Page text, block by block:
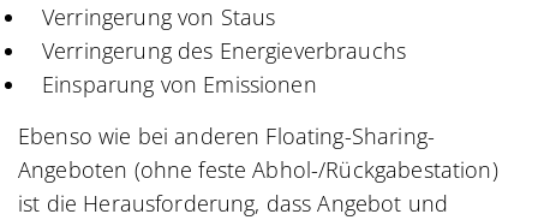
Verringerung von Staus
Verringerung des Energieverbrauchs
Einsparung von Emissionen
Ebenso wie bei anderen Floating-Sharing-
Angeboten (ohne feste Abhol-/Rückgabestation)
ist die Herausforderung, dass Angebot und